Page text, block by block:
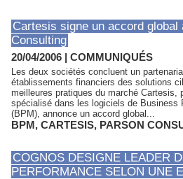
Cartesis signe un accord global
Consulting
20/04/2006 | COMMUNIQUÉS
Les deux sociétés concluent un
établissements financiers des solutions
meilleures pratiques du marché Cartesis,
spécialisé dans les logiciels de Business
(BPM), annonce un accord global...
BPM, CARTESIS, PARSON
COGNOS DESIGNE LEADER
PERFORMANCE SELON UNE